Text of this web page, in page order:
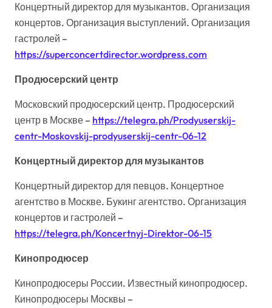
Концертный директор для музыкантов. Организация
концертов. Организация выступлений. Организация
гастролей –
https://superconcertdirector.wordpress.com
Продюсерский центр
Московский продюсерский центр. Продюсерский
центр в Москве – https://telegra.ph/Prodyuserskij-
centr-Moskovskij-prodyuserskij-centr-06-12
Концертный директор для музыкантов
Концертный директор для певцов. Концертное
агентство в Москве. Букинг агентство. Организация
концертов и гастролей –
https://telegra.ph/Koncertnyj-Direktor-06-15
Кинопродюсер
Кинопродюсеры России. Известный кинопродюсер.
Кинопродюсеры Москвы –